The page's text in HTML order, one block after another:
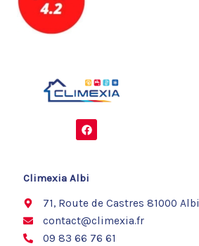
F
a
c
o
Climexia Albi
71, Route de Castres 81000 Albi
contact@climexia.fr
09 83 66 76 61